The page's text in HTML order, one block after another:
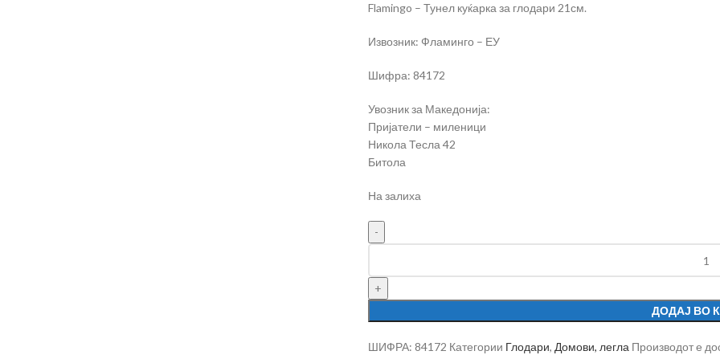
Flamingo – Тунел куќарка за глодари 21см.
Извозник: Фламинго – ЕУ
Шифра: 84172
Увозник за Македонија:
Пријатели – миленици
Никола Тесла 42
Битола
На залиха
ДОДАЈ ВО
ШИФРА: 84172 Категории Глодари, Домови, легла Производот е